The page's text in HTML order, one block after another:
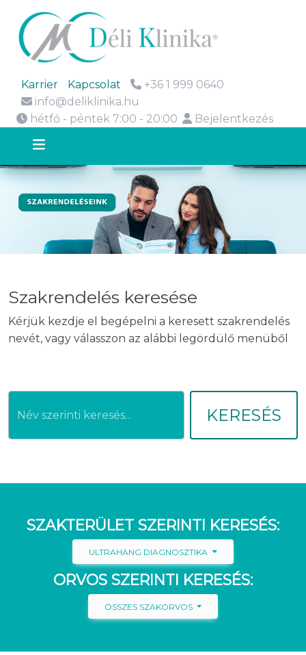
Karrier Kapcsolat
+36 1 999 0640
info@deliklinika.hu
hétfő - péntek 7:00 - 20:00
Bejelentkezés
Szakrendelés keresése
Kérjük kezdje el begépelni a keresett szakrendelés
nevét, vagy válasszon az alábbi legördülő menüből
KERESÉS
SZAKTERÜLET SZERINTI KERESÉS:
ULTRAHANG DIAGNOSZTIKA
ORVOS SZERINTI KERESÉS:
ÖSSZES SZAKORVOS